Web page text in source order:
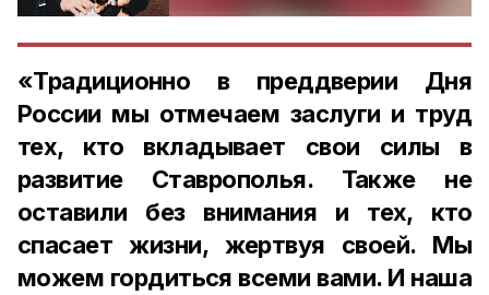
«Традиционно в преддверии Дня
России мы отмечаем заслуги и труд
тех, кто вкладывает свои силы в
развитие Ставрополья. Также не
оставили без внимания и тех, кто
спасает жизни, жертвуя своей. Мы
можем гордиться всеми вами. И наша